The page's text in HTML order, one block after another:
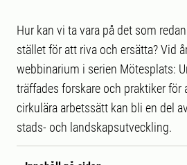
Hur kan vi ta vara på det som
stället för att riva och ersätta? Vid
webbinarium i serien Mötesplats:
träffades forskare och praktiker för
cirkulära arbetssätt kan bli en del
stads- och landskapsutveckling.